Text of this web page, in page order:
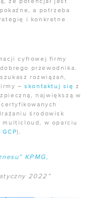
że potencjał jest
a potrzeba
i konkretne
cyfrowej firmy
przewodnika.
rozwiązań,
–skontaktuj się z
największą w
środowisk
multicloud, w oparciu
GCP).
KPMG,
2022”